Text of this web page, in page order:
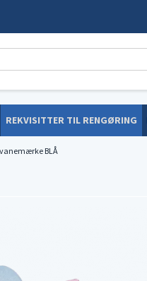
REKVISITTER TIL RENGØRING
BLÅ